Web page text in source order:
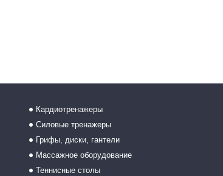
Кардиотренажеры
Силовые тренажеры
Грифы, диски, гантели
Массажное оборудование
Теннисные столы